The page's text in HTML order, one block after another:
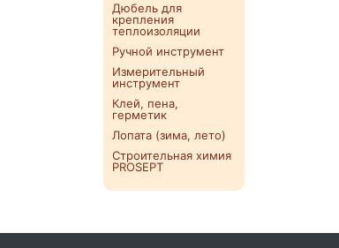
Дюбель для
крепления
теплоизоляции
Ручной инструмент
Измерительный
инструмент
Клей, пена,
герметик
Лопата (зима, лето)
Строительная химия
PROSEPT